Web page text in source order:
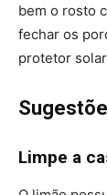
bem o rosto
fechar os
protetor
Limpe a